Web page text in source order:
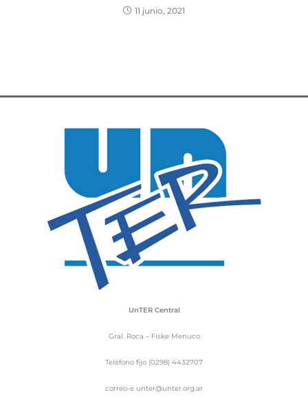
11 junio, 2021
UnTER Central
Gral. Roca – Fiske Menuco
Teléfono fijo (0298) 4432707
correo-e unter@unter.org.ar